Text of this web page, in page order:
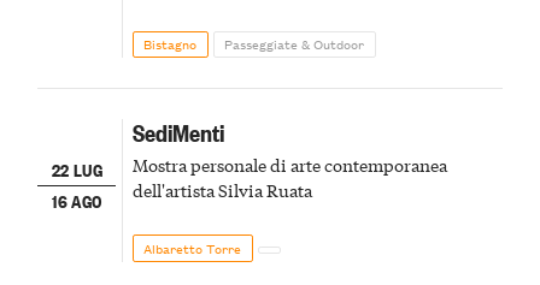
Bistagno Passeggiate & Outdoor
22 LUG
16 AGO
SediMenti
Mostra personale di arte contemporanea
dell'artista Silvia Ruata
Albaretto Torre